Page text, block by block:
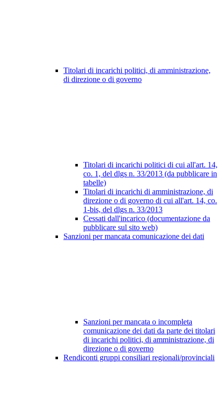
Titolari di incarichi politici, di amministrazione,
di direzione o di governo
Titolari di incarichi politici di cui all'art. 14,
co. 1, del dlgs n. 33/2013 (da pubblicare in
tabelle)
Titolari di incarichi di amministrazione, di
direzione o di governo di cui all'art. 14, co.
1-bis, del dlgs n. 33/2013
Cessati dall'incarico (documentazione da
pubblicare sul sito web)
Sanzioni per mancata comunicazione dei dati
Sanzioni per mancata o incompleta
comunicazione dei dati da parte dei titolari
di incarichi politici, di amministrazione, di
direzione o di governo
Rendiconti gruppi consiliari regionali/provinciali